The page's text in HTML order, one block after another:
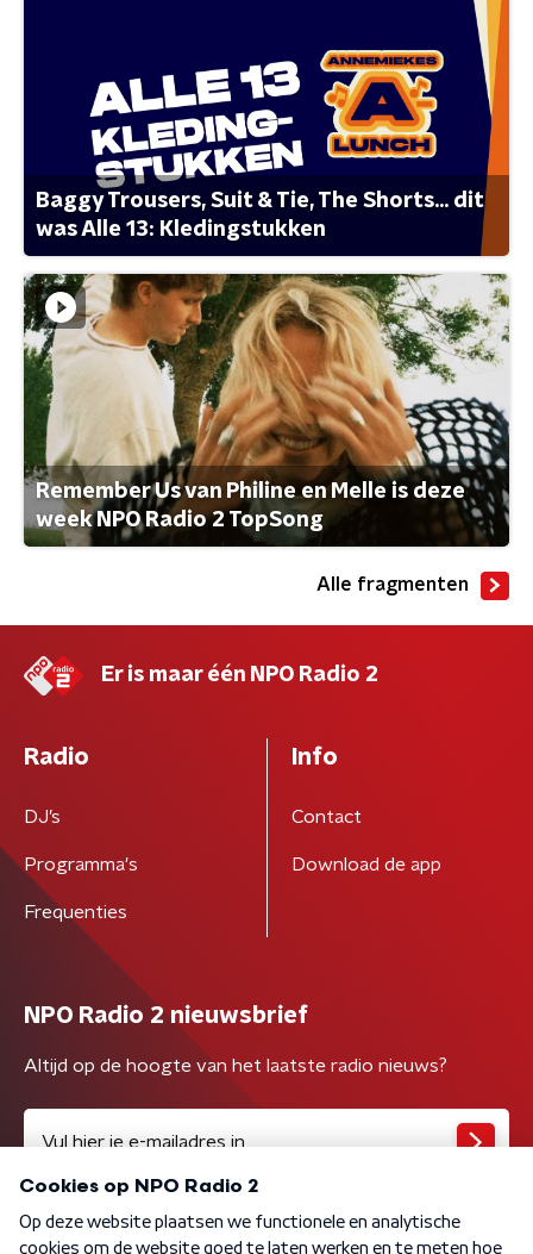
Baggy Trousers, Suit & Tie, The Shorts... dit
was Alle 13: Kledingstukken
Remember Us van Philine en Melle is deze
week NPO Radio 2 TopSong
Alle fragmenten
Er is maar één NPO Radio 2
Radio
DJ’s
Programma's
Frequenties
Info
Contact
Download de app
NPO Radio 2 nieuwsbrief
Altijd op de hoogte van het laatste radio nieuws?